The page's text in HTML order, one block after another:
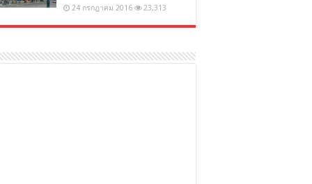
24 กรกฎาคม 2016 23,313